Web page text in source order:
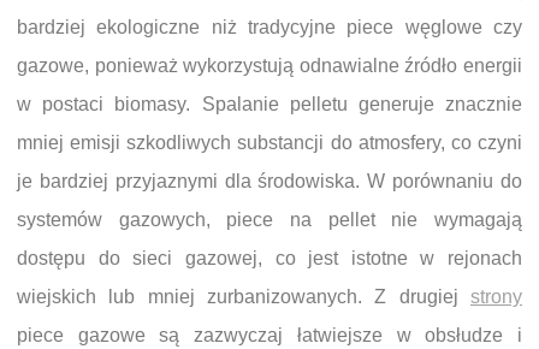
bardziej ekologiczne niż tradycyjne piece węglowe czy
gazowe, ponieważ wykorzystują odnawialne źródło energii
w postaci biomasy. Spalanie pelletu generuje znacznie
mniej emisji szkodliwych substancji do atmosfery, co czyni
je bardziej przyjaznymi dla środowiska. W porównaniu do
systemów gazowych, piece na pellet nie wymagają
dostępu do sieci gazowej, co jest istotne w rejonach
wiejskich lub mniej zurbanizowanych. Z drugiej strony
piece gazowe są zazwyczaj łatwiejsze w obsłudze i